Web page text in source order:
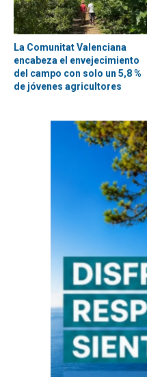
La Comunitat Valenciana
encabeza el envejecimiento
del campo con solo un 5,8 %
de jóvenes agricultores